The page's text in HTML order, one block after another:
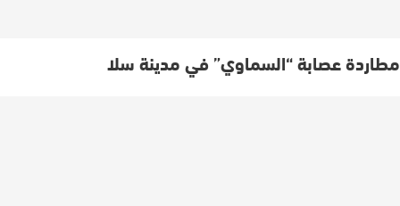
مطاردة عصابة “السماوي” في مدينة سلا